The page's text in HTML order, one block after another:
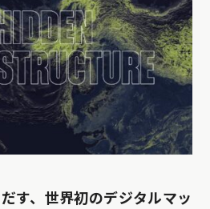
す、世界初のデジタルマッ